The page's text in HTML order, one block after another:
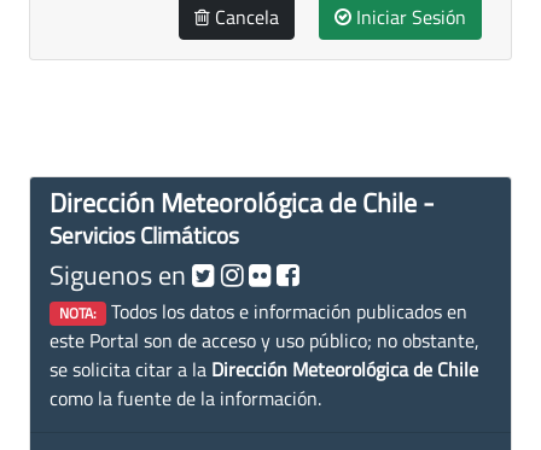
Cancela Iniciar Sesión
Dirección Meteorológica de Chile -
Servicios Climáticos
Siguenos en
NOTA: Todos los datos e información publicados en
este Portal son de acceso y uso público; no obstante,
se solicita citar a la Dirección Meteorológica de Chile
como la fuente de la información.